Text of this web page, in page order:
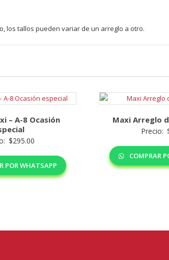
los tallos pueden variar de un arreglo a otro.
– A-8 Ocasión
$295.00
POR WHATSAPP
Maxi Arreglo
Precio:
COMPRAR